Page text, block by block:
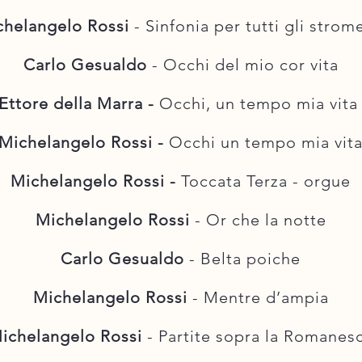
Rossi - Sinfonia per tutti gli
Carlo Gesualdo - Occhi del mio cor vita
della Marra - Occhi, un tempo mia vita
Rossi - Occhi un tempo mia vita
Michelangelo Rossi - Toccata Terza - orgue
Michelangelo Rossi - Or che la notte
Carlo Gesualdo - Belta poiche
Michelangelo Rossi - Mentre d’ampia
Rossi - Partite sopra la